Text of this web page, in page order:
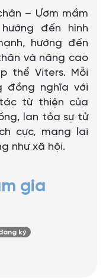
– Ươm mầm
đến hình
hướng đến
và nâng cao
thể Viters. Mỗi
đồng nghĩa với
từ thiện của
lan tỏa sự tử
cực, mang lại
như xã hội.
gia
ký